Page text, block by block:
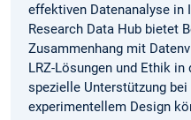
effektiven Datenanalyse in
Research Data Hub bietet
Zusammenhang mit
LRZ-Lösungen und Ethik in
spezielle Unterstützung
experimentellem Design